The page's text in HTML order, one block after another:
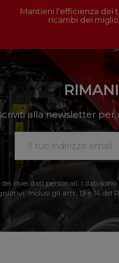
Mantieni l'efficienza dei
ricambi dei
alla newsletter
miei dati personali. I dati
inclusi gli artt. 13 e 14 del